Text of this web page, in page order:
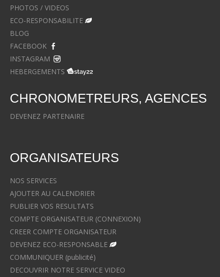
PHOTOS / VIDEOS
ECO-RESPONSABILITE
BLOG
FACEBOOK
INSTAGRAM
HEBERGEMENTS
CHRONOMETREURS, AGENCES
DEVENEZ PARTENAIRE
ORGANISATEURS
NOS SERVICES
AJOUTER AU CALENDRIER
PUBLIER VOS RESULTATS
COMPTE ORGANISATEUR (CONNEXION)
CREER COMPTE ORGANISATEUR
DEVENEZ ECO-RESPONSABLE
COMMUNIQUER (publicité)
DECOUVRIR NOTRE SERVICE VIDEO